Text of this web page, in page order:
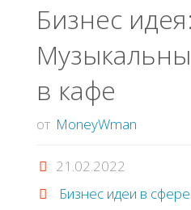
Бизнec идeя:
в кaфe
от MoneyWman
21.02.2022
Бизнес идеи в